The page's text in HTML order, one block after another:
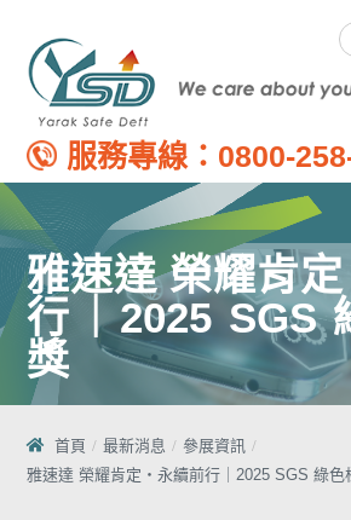
服務專線： 0800-
雅速達 榮耀肯
行｜2025 SGS
獎
首頁 最新消息
參展資訊
雅速達 榮耀肯定・永續前行｜2025 SGS 綠色